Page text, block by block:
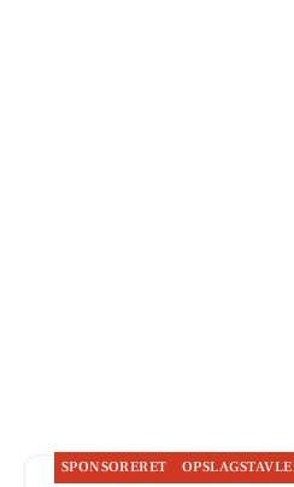
SPONSORERET